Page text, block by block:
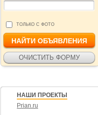
ТОЛЬКО С ФОТО
НАШИ ПРОЕКТЫ
Prian.ru